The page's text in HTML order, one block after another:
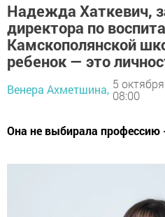
Надежда Хаткевич,
директора по
Камскополянской
ребенок — это
Венера Ахметшина, 5
08:00
Она не выбирала профессию